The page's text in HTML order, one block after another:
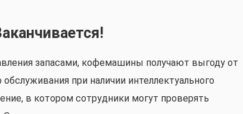
запасами, кофемашины получают выгоду от
при наличии интеллектуального
в котором сотрудники могут проверять